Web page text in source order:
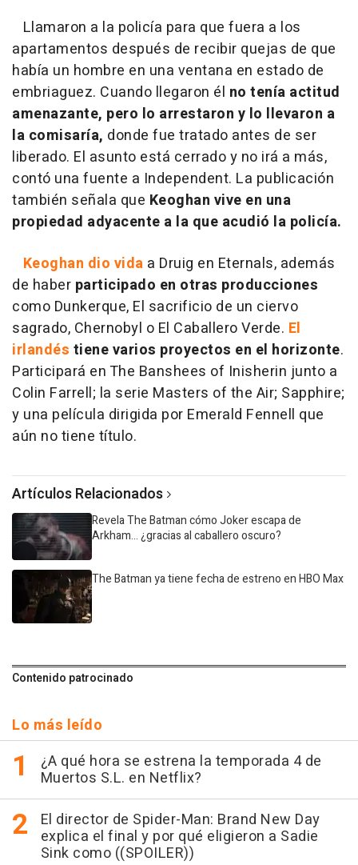
Llamaron a la policía para que fuera a los
apartamentos después de recibir quejas de que
había un hombre en una ventana en estado de
embriaguez. Cuando llegaron él no tenía actitud
amenazante, pero lo arrestaron y lo llevaron a
la comisaría, donde fue tratado antes de ser
liberado. El asunto está cerrado y no irá a más,
contó una fuente a Independent. La publicación
también señala que Keoghan vive en una
propiedad adyacente a la que acudió la policía.
Keoghan dio vida a Druig en Eternals, además
de haber participado en otras producciones
como Dunkerque, El sacrificio de un ciervo
sagrado, Chernobyl o El Caballero Verde. El
irlandés tiene varios proyectos en el horizonte.
Participará en The Banshees of Inisherin junto a
Colin Farrell; la serie Masters of the Air; Sapphire;
y una película dirigida por Emerald Fennell que
aún no tiene título.
Artículos Relacionados
Revela The Batman cómo Joker escapa de
Arkham... ¿gracias al caballero oscuro?
The Batman ya tiene fecha de estreno en HBO Max
Contenido patrocinado
Lo más leído
¿A qué hora se estrena la temporada 4 de
Muertos S.L. en Netflix?
El director de Spider-Man: Brand New Day
explica el final y por qué eligieron a Sadie
Sink como ((SPOILER))